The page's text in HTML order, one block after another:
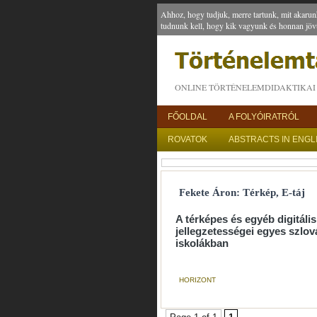
Ahhoz, hogy tudjuk, merre tartunk, mit
tudnunk kell, hogy kik vagyunk és honnan
ONLINE TÖRTÉNELEMDIDAKTIKAI
FŐOLDAL A FOLYÓIRATRÓL
ROVATOK ABSTRACTS IN
Fekete Áron: Térkép, E-táj
A térképes és egyéb
jellegzetességei egyes
iskolákban
HORIZONT